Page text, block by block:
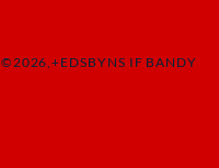
©2026,+EDSBYNS IF BANDY